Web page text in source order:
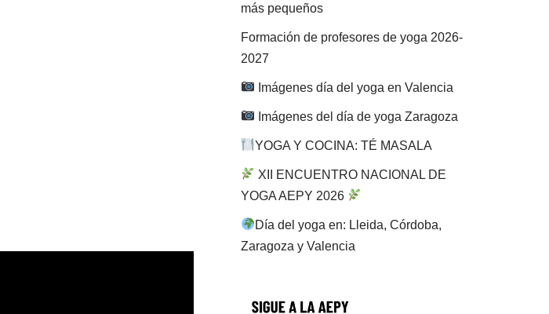
más pequeños
Formación de profesores de yoga 2026-
2027
Imágenes día del yoga en Valencia
Imágenes del día de yoga Zaragoza
YOGA Y COCINA: TÉ MASALA
XII ENCUENTRO NACIONAL DE
YOGA AEPY 2026
Día del yoga en: Lleida, Córdoba,
Zaragoza y Valencia